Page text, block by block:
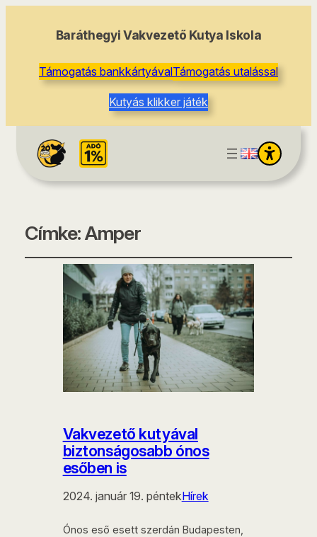
Baráthegyi Vakvezető Kutya Iskola
Támogatás bankkártyávalTámogatás utalással
Kutyás klikker játék
Címke:Amper
Vakvezető kutyával
biztonságosabb ónos
esőben is
2024. január 19. péntekHírek
Ónos eső esett szerdán Budapesten,